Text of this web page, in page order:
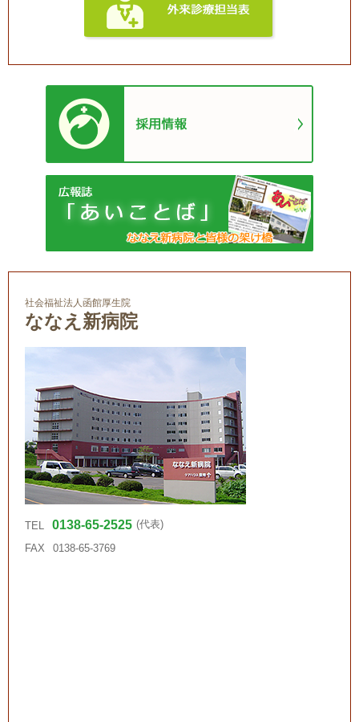
社会福祉法人函館厚生院
ななえ新病院
TEL 0138-65-2525 (代表)
FAX
0138-65-3769